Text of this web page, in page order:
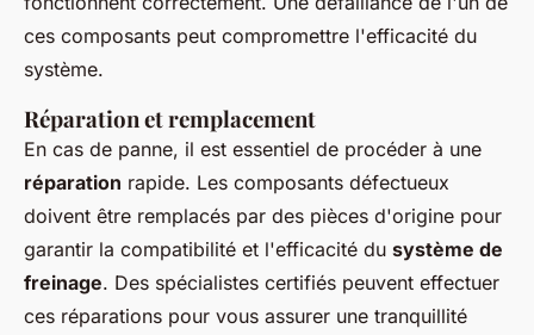
ces composants peut compromettre l'efficacité du
système.
Réparation et remplacement
En cas de panne, il est essentiel de procéder à une
réparation rapide. Les composants défectueux
doivent être remplacés par des pièces d'origine pour
garantir la compatibilité et l'efficacité du système de
freinage. Des spécialistes certifiés peuvent effectuer
ces réparations pour vous assurer une tranquillité